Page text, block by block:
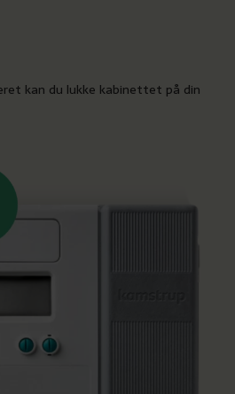
kan du lukke kabinettet på din